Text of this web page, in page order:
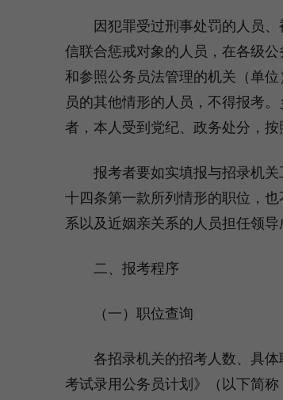
因犯罪受过刑事处罚的人员、
信联合惩戒对象的人员，在各级
和参照公务员法管理的机关（单
员的其他情形的人员，不得报考
者，本人受到党纪、政务处分，按
报考者要如实填报与招录机关
十四条第一款所列情形的职位，
系以及近姻亲关系的人员担任领导
二、报考程序
（一）职位查询
各招录机关的招考人数、具体
考试录用公务员计划》（以下简